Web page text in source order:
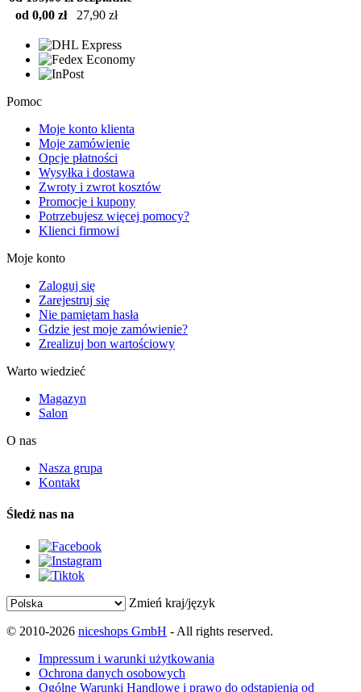
od 0,00 zł
27,90 zł
Pomoc
Moje konto klienta
Moje zamówienie
Opcje płatności
Wysyłka i dostawa
Zwroty i zwrot kosztów
Promocje i kupony
Potrzebujesz więcej pomocy?
Klienci firmowi
Moje konto
Zaloguj się
Zarejestruj się
Nie pamiętam hasła
Gdzie jest moje zamówienie?
Zrealizuj bon wartościowy
Warto wiedzieć
Magazyn
Salon
O nas
Nasza grupa
Kontakt
Śledź nas na
Zmień kraj/język
© 2010-2026 niceshops GmbH - All rights reserved.
Impressum i warunki użytkowania
Ochrona danych osobowych
Ogólne Warunki Handlowe i prawo do odstąpienia od